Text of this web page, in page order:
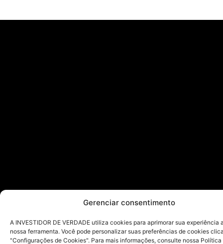
Gerenciar consentimento
A INVESTIDOR DE VERDADE utiliza cookies para aprimorar sua experiência
nossa ferramenta. Você pode personalizar suas preferências de cookies
"Configurações de Cookies". Para mais informações, consulte nossa Política